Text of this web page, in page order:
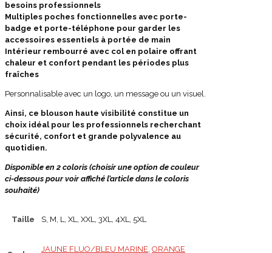
besoins professionnels
Multiples poches fonctionnelles avec porte-
badge et porte-téléphone pour garder les
accessoires essentiels à portée de main
Intérieur rembourré avec col en polaire offrant
chaleur et confort pendant les périodes plus
fraîches
Personnalisable avec un logo, un message ou un visuel.
Ainsi, ce blouson haute visibilité constitue un
choix idéal pour les professionnels recherchant
sécurité, confort et grande polyvalence au
quotidien.
Disponible en 2 coloris (choisir une option de couleur
ci-dessous pour voir affiché l’article dans le coloris
souhaité)
Taille S, M, L, XL, XXL, 3XL, 4XL, 5XL
JAUNE FLUO/BLEU MARINE, ORANGE